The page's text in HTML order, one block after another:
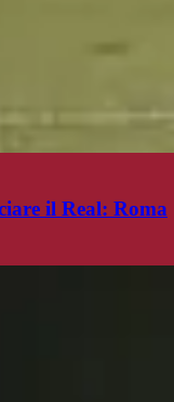
il Real: Roma